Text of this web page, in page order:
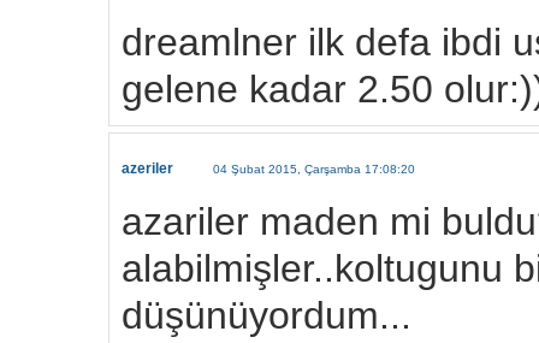
dreamlner ilk defa ibdi
gelene kadar 2.50
azeriler 04 Şubat 2015, Çarşamba 17:08:20
azariler maden mi
alabilmişler..koltugunu
düşünüyordum...